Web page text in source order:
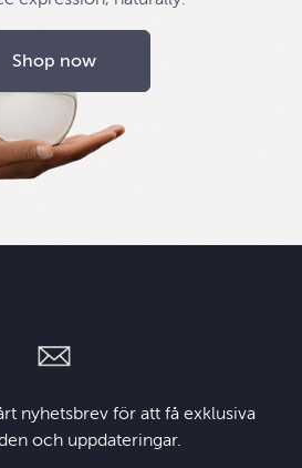
Shop now
nyhetsbrev för att få exklusiva
och uppdateringar.